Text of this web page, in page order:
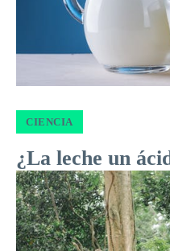
CIENCIA
¿La leche un